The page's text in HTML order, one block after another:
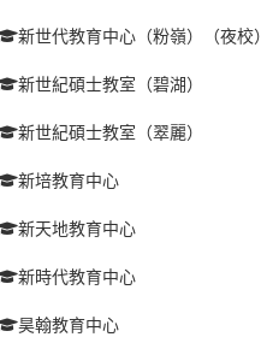
新世代教育中心（粉嶺）（夜校）
新世紀碩士教室（碧湖）
新世紀碩士教室（翠麗）
新培教育中心
新天地教育中心
新時代教育中心
昊翰教育中心